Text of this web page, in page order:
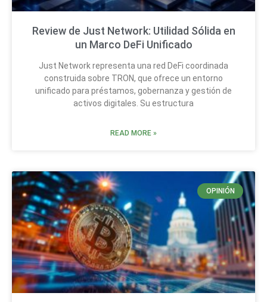
Review de Just Network: Utilidad Sólida en
un Marco DeFi Unificado
Just Network representa una red DeFi coordinada
construida sobre TRON, que ofrece un entorno
unificado para préstamos, gobernanza y gestión de
activos digitales. Su estructura
READ MORE »
OPINIÓN